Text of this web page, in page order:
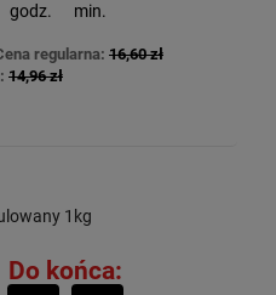
godz.
min.
regularna: 16,60 zł
14,96 zł
1kg
Do końca: